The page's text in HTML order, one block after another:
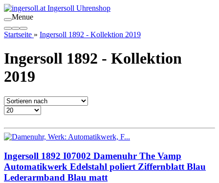
Menue
Startseite » Ingersoll 1892 - Kollektion 2019
Ingersoll 1892 - Kollektion
2019
Ingersoll 1892 I07002 Damenuhr The Vamp
Automatikwerk Edelstahl poliert Ziffernblatt Blau
Lederarmband Blau matt